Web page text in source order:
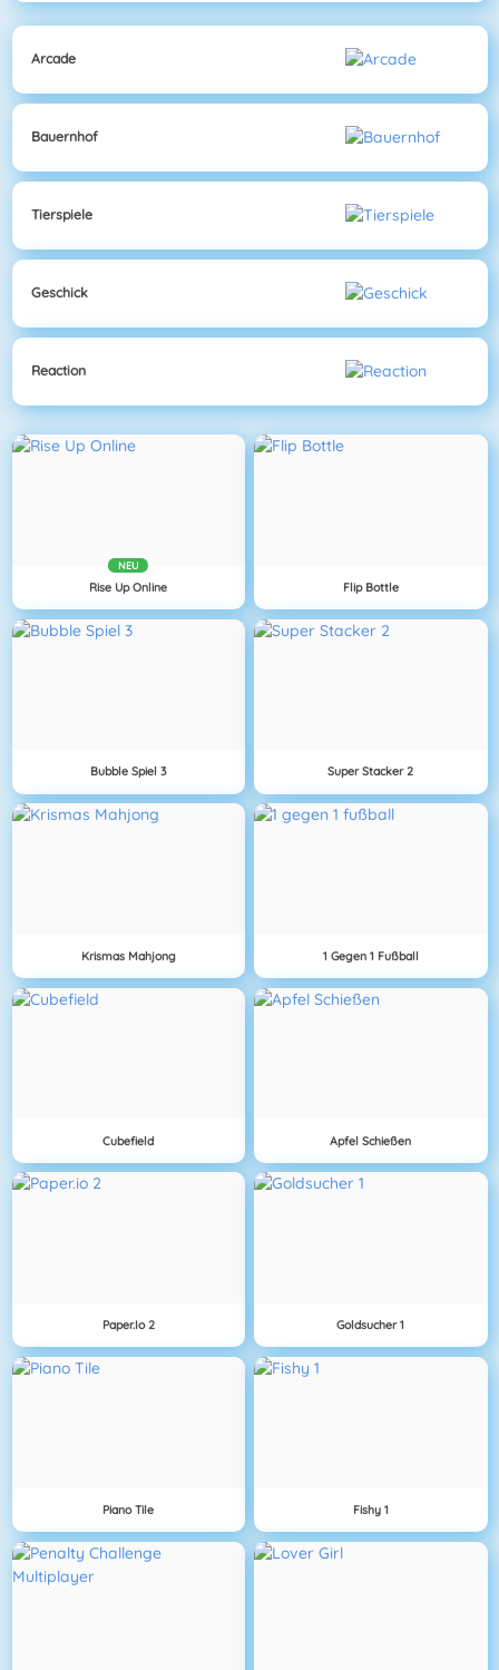
Arcade
Bauernhof
Tierspiele
Geschick
Reaction
NEU
Rise Up Online Flip Bottle
Bubble Spiel 3 Super Stacker 2
Krismas Mahjong 1 Gegen 1 Fußball
Cubefield Apfel Schießen
Paper.io 2 Goldsucher 1
Piano Tile Fishy 1